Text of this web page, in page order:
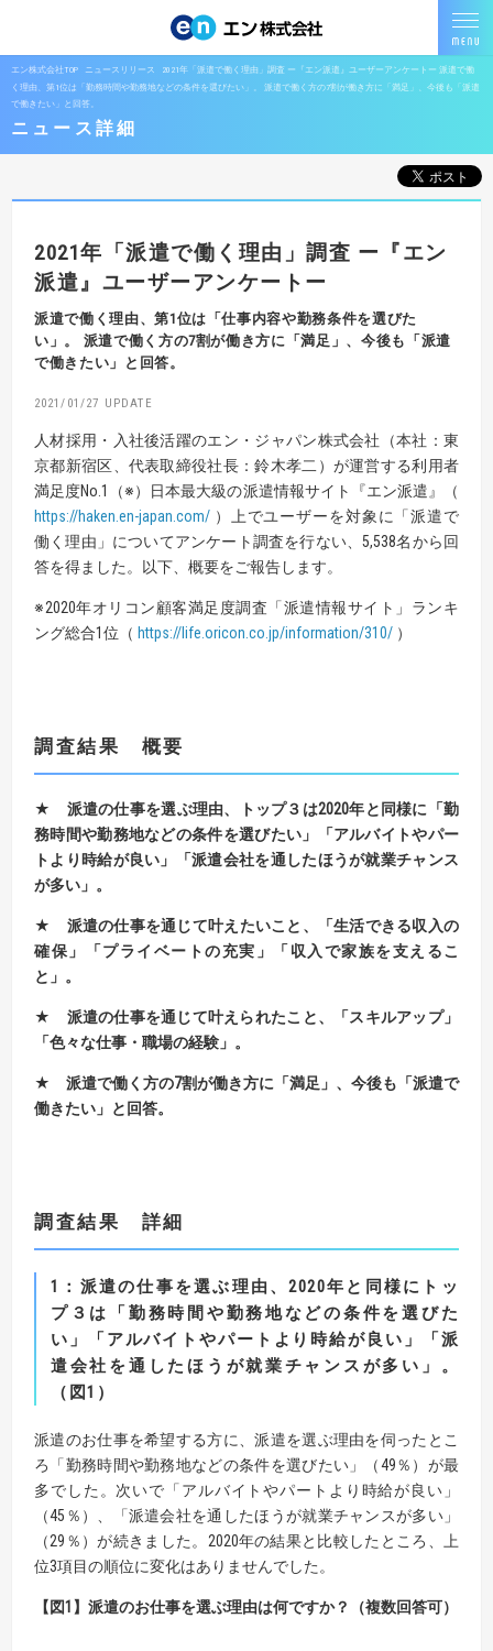
エン株式会社TOP ニュースリリース
2021年「派遣で働く理由」調査 ー『エン派遣』ユーザーアンケートー 派遣で働
く理由、第1位は「勤務時間や勤務地などの条件を選びたい」。 派遣で働く方の7割が働き方に「満足」、今後も「派遣
で働きたい」と回答。
ニュース詳細
2021年「派遣で働く理由」調査 ー『エン
派遣』ユーザーアンケートー
派遣で働く理由、第1位は「仕事内容や勤務条件を選びた
い」。 派遣で働く方の7割が働き方に「満足」、今後も「派遣
で働きたい」と回答。
2021/01/27
人材採用・入社後活躍のエン・ジャパン株式会社（本社：東
京都新宿区、代表取締役社長：鈴木孝二）が運営する利用者
満足度No.1（※）日本最大級の派遣情報サイト『エン派遣』（
https://haken.en-japan.com/ ）上でユーザーを対象に「派遣で
働く理由」についてアンケート調査を行ない、5,538名から回
答を得ました。以下、概要をご報告します。
※2020年オリコン顧客満足度調査「派遣情報サイト」ランキ
ング総合1位（ https://life.oricon.co.jp/information/310/ ）
調査結果 概要
★ 派遣の仕事を選ぶ理由、トップ３は2020年と同様に「勤
務時間や勤務地などの条件を選びたい」「アルバイトやパー
トより時給が良い」「派遣会社を通したほうが就業チャンス
が多い」。
★ 派遣の仕事を通じて叶えたいこと、「生活できる収入の
確保」「プライベートの充実」「収入で家族を支えるこ
と」。
★ 派遣の仕事を通じて叶えられたこと、「スキルアップ」
「色々な仕事・職場の経験」。
★ 派遣で働く方の7割が働き方に「満足」、今後も「派遣で
働きたい」と回答。
調査結果 詳細
1 ：派遣の仕事を選ぶ理由、2020年と同様にトッ
プ３は「勤務時間や勤務地などの条件を選びた
い」「アルバイトやパートより時給が良い」「派
遣会社を通したほうが就業チャンスが多い」。
（図1 ）
派遣のお仕事を希望する方に、派遣を選ぶ理由を伺ったとこ
ろ「勤務時間や勤務地などの条件を選びたい」（49％）が最
多でした。次いで「アルバイトやパートより時給が良い」
（45％）、「派遣会社を通したほうが就業チャンスが多い」
（29％）が続きました。2020年の結果と比較したところ、上
位3項目の順位に変化はありませんでした。
【 図1】 派遣のお仕事を選ぶ理由は何ですか？（複数回答可）